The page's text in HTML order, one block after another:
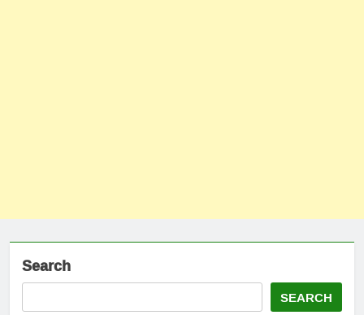
Search
SEARCH